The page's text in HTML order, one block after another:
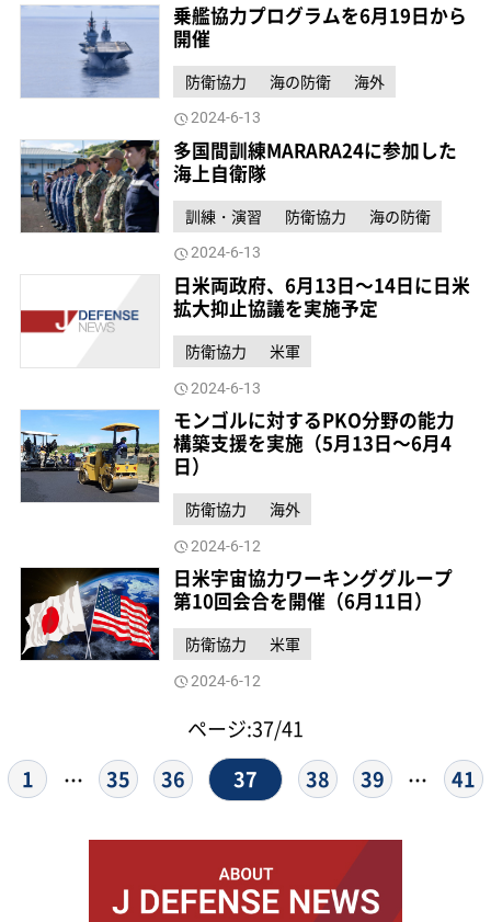
乗艦協力プログラムを6月19日から
開催
防衛協力 海の防衛 海外
2024-6-13
多国間訓練MARARA24に参加した
海上自衛隊
訓練・演習 防衛協力 海の防衛
2024-6-13
日米両政府、6月13日～14日に日米
拡大抑止協議を実施予定
防衛協力 米軍
2024-6-13
モンゴルに対するPKO分野の能力
構築支援を実施（5月13日～6月4
日）
防衛協力 海外
2024-6-12
日米宇宙協力ワーキンググループ
第10回会合を開催（6月11日）
防衛協力 米軍
2024-6-12
ページ:37/41
1
… 35 36 37 38 39 … 41